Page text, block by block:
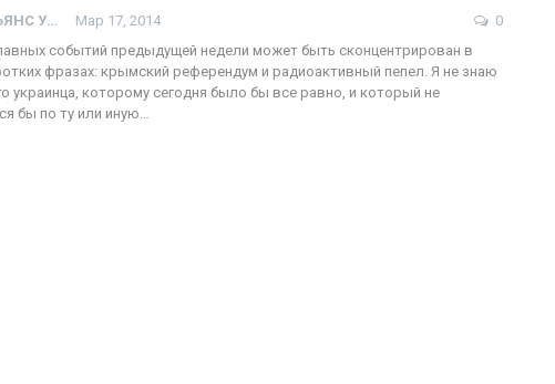
ГЕЙ-АЛЬЯНС УКРАИНА Мар 17, 2014
0
событий предыдущей недели может быть сконцентрирован в
фразах: крымский референдум и радиоактивный пепел. Я не знаю
украинца, которому сегодня было бы все равно, и который не
бы по ту или иную…
ФОТО
Военнослужащие-трансгендеры